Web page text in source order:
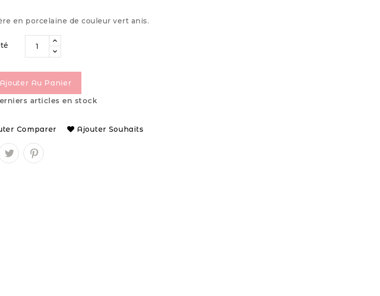
en porcelaine de couleur vert anis.
Ajouter Au Panier
articles en stock
Comparer Ajouter Souhaits